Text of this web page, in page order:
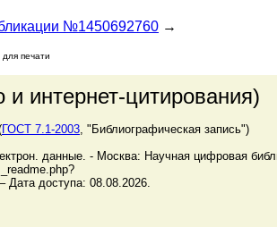
№1450692760 →
печати
интернет-цитирования)
ГОСТ 7.1-2003, "Библиографическая запись")
данные. - Москва: Научная цифровая
Дата доступа: 08.08.2026.